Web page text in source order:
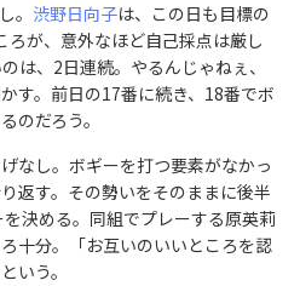
。 渋野日向子は、この日も目標の
ろが、意外なほど自己採点は厳し
は、2日連続。やるんじゃねぇ、
す。前日の17番に続き、18番でボ
のだろう。
なし。ボギーを打つ要素がなかっ
返す。その勢いをそのままに後半
決める。同組でプレーする原英莉
十分。「お互いのいいところを認
いう。